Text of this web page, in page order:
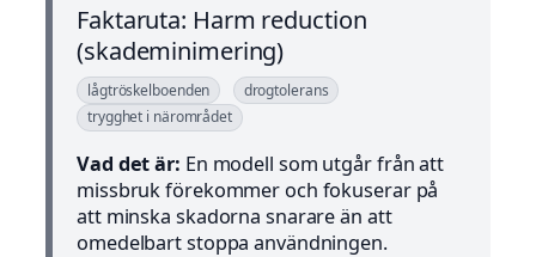
Faktaruta: Harm reduction
(skademinimering)
lågtröskelboenden
drogtolerans
trygghet i närområdet
Vad det är: En modell som utgår från att
missbruk förekommer och fokuserar på
att minska skadorna snarare än att
omedelbart stoppa användningen.